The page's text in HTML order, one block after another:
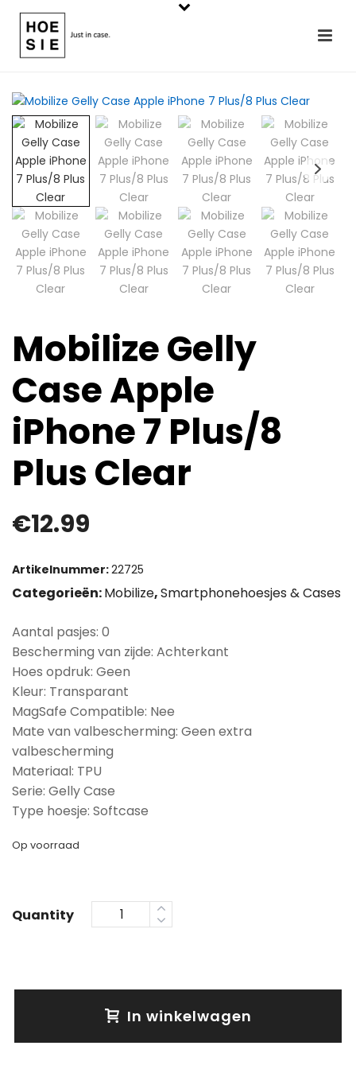
Mobilize Gelly
Case Apple
iPhone 7 Plus/8
Plus Clear
€12.99
Artikelnummer:22725
Categorieën:Mobilize,Smartphonehoesjes & Cases
Aantal pasjes: 0
Bescherming van zijde: Achterkant
Hoes opdruk: Geen
Kleur: Transparant
MagSafe Compatible: Nee
Mate van valbescherming: Geen extra
valbescherming
Materiaal: TPU
Serie: Gelly Case
Type hoesje: Softcase
Op voorraad
Quantity
In winkelwagen